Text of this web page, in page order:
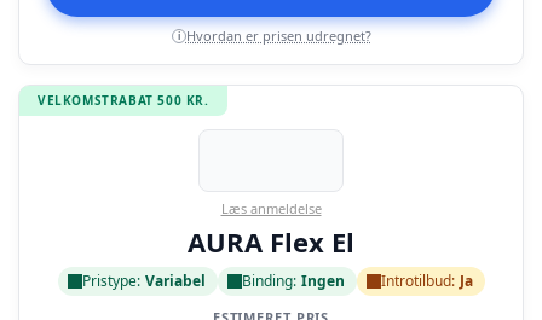
i Hvordan er prisen udregnet?
VELKOMSTRABAT 500 KR.
Læs anmeldelse
AURA Flex El
Pristype: Variabel Binding: Ingen Introtilbud: Ja